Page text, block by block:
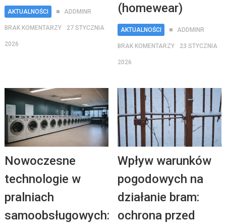
AKTUALNOŚCI ADDMINR
BRAK KOMENTARZY 27 STYCZNIA
2026
(homewear)
AKTUALNOŚCI ADDMINR
BRAK KOMENTARZY 23 STYCZNIA
2026
Nowoczesne
technologie w
pralniach
samoobsługowych:
Wpływ warunków
pogodowych na
działanie bram:
ochrona przed